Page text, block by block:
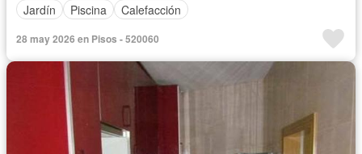
Jardín
Piscina Calefacción
28 may 2026 en Pisos - 520060